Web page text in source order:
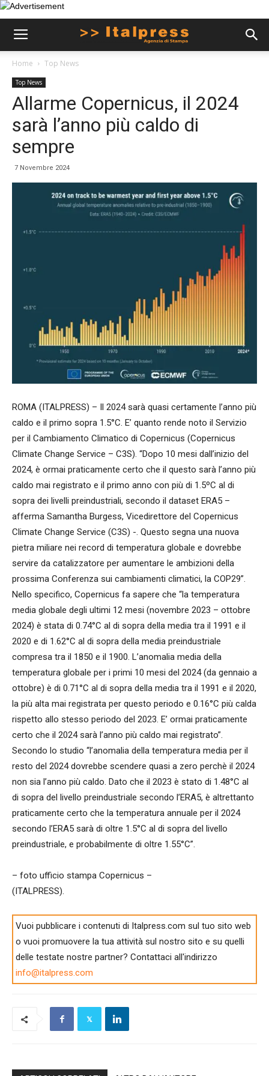
Home Top News
Top News
Allarme Copernicus, il 2024
sarà l’anno più caldo di
sempre
7 Novembre 2024
ROMA (ITALPRESS) – Il 2024 sarà quasi certamente l’anno più
caldo e il primo sopra 1.5°C. E’ quanto rende noto il Servizio
per il Cambiamento Climatico di Copernicus (Copernicus
Climate Change Service – C3S). “Dopo 10 mesi dall’inizio del
2024, è ormai praticamente certo che il questo sarà l’anno più
caldo mai registrato e il primo anno con più di 1.5ºC al di
sopra dei livelli preindustriali, secondo il dataset ERA5 –
afferma Samantha Burgess, Vicedirettore del Copernicus
Climate Change Service (C3S) -. Questo segna una nuova
pietra miliare nei record di temperatura globale e dovrebbe
servire da catalizzatore per aumentare le ambizioni della
prossima Conferenza sui cambiamenti climatici, la COP29”.
Nello specifico, Copernicus fa sapere che “la temperatura
media globale degli ultimi 12 mesi (novembre 2023 – ottobre
2024) è stata di 0.74°C al di sopra della media tra il 1991 e il
2020 e di 1.62°C al di sopra della media preindustriale
compresa tra il 1850 e il 1900. L’anomalia media della
temperatura globale per i primi 10 mesi del 2024 (da gennaio a
ottobre) è di 0.71°C al di sopra della media tra il 1991 e il 2020,
la più alta mai registrata per questo periodo e 0.16°C più calda
rispetto allo stesso periodo del 2023. E’ ormai praticamente
certo che il 2024 sarà l’anno più caldo mai registrato”.
Secondo lo studio “l’anomalia della temperatura media per il
resto del 2024 dovrebbe scendere quasi a zero perchè il 2024
non sia l’anno più caldo. Dato che il 2023 è stato di 1.48°C al
di sopra del livello preindustriale secondo l’ERA5, è altrettanto
praticamente certo che la temperatura annuale per il 2024
secondo l’ERA5 sarà di oltre 1.5°C al di sopra del livello
preindustriale, e probabilmente di oltre 1.55°C”.
– foto ufficio stampa Copernicus –
(ITALPRESS).
Vuoi pubblicare i contenuti di Italpress.com sul tuo sito web
o vuoi promuovere la tua attività sul nostro sito e su quelli
delle testate nostre partner? Contattaci all'indirizzo
info@italpress.com